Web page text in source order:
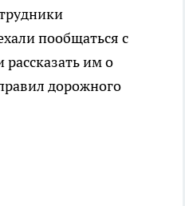
пообщаться с
им о
дорожного